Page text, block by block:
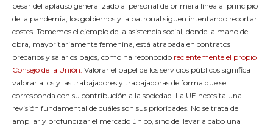
pesar del aplauso generalizado al personal de primera línea al principio
de la pandemia, los gobiernos y la patronal siguen intentando recortar
costes. Tomemos el ejemplo de la asistencia social, donde la mano de
obra, mayoritariamente femenina, está atrapada en contratos
precarios y salarios bajos, como ha reconocido recientemente el propio
Consejo de la Unión. Valorar el papel de los servicios públicos significa
valorar a los y las trabajadores y trabajadoras de forma que se
corresponda con su contribución a la sociedad. La UE necesita una
revisión fundamental de cuáles son sus prioridades. No se trata de
ampliar y profundizar el mercado único, sino de llevar a cabo una